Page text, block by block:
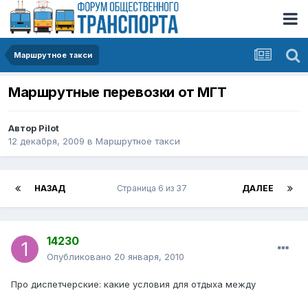
Маршрутное такси
Маршрутные перевозки от МГТ
Автор Pilot
12 декабря, 2009 в Маршрутное такси
НАЗАД ДАЛЕЕ
Страница 6 из 37
14230
Опубликовано 20 января, 2010
Про диспетчерские: какие условия для отдыха между